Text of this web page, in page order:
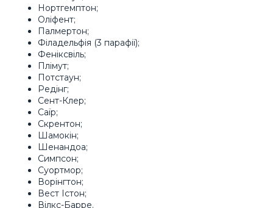
Нортгемптон;
Оліфент;
Палмертон;
Філадельфія (3 парафії);
Феніксвіль;
Плімут;
Потстаун;
Редінг;
Сент-Клер;
Саїр;
Скрентон;
Шамокін;
Шенандоа;
Симпсон;
Суортмор;
Ворінгтон;
Вест Істон;
Вілкс-Барре.